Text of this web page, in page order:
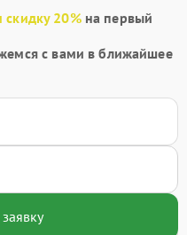
20%на первый
с вами в ближайшее